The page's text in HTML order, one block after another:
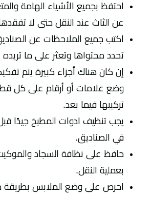
احتفظ بجميع الأشياء الهامة
عن الثاث عند النقل حتى لا
اكتب جميع الملاحظات عن
تحدد محتواها وتعثر على ما
إن كان هناك أجزاء كبيرة يتم
وضع علامات أو أرقام على كل
تركيبها فيما بعد.
يجب تنظيف ادوات المطبخ جيدًا
في الصناديق.
حافظ على نظافة السجاد والموكيت
بعملية النقل.
احرص على وضع الملابس بطريقة